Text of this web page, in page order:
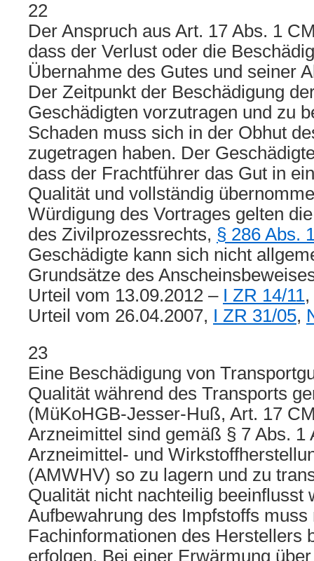
22
Der Anspruch aus Art. 17 Abs. 1
dass der Verlust oder die
Übernahme des Gutes und seiner
Der Zeitpunkt der Beschädigung
Geschädigten vorzutragen und zu
Schaden muss sich in der Obhut
zugetragen haben. Der
dass der Frachtführer das Gut in
Qualität und vollständig
Würdigung des Vortrages gelten
des Zivilprozessrechts, § 286 Abs.
Geschädigte kann sich nicht
Grundsätze des
Urteil vom 13.09.2012 – I ZR 14/11,
Urteil vom 26.04.2007, I ZR 31/05,
23
Eine Beschädigung von
Qualität während des Transports
(MüKoHGB-Jesser-Huß, Art. 17
Arzneimittel sind gemäß § 7 Abs. 1
Arzneimittel- und
(AMWHV) so zu lagern und zu
Qualität nicht nachteilig beeinflusst
Aufbewahrung des Impfstoffs muss
Fachinformationen des Herstellers
erfolgen. Bei einer Erwärmung